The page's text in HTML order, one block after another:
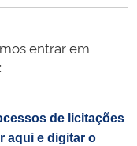
entrar em
de licitações
aqui e digitar o